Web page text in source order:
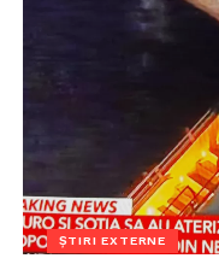
ȘTIRI EXTERNE